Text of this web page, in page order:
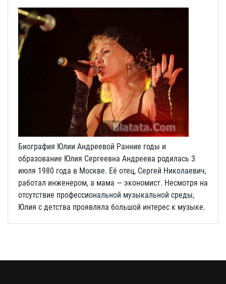
Биография Юлии Андреевой Ранние годы и
образование Юлия Сергеевна Андреева родилась 3
июля 1980 года в Москве. Её отец, Сергей Николаевич,
работал инженером, а мама — экономист. Несмотря на
отсутствие профессиональной музыкальной среды,
Юлия с детства проявляла большой интерес к музыке.